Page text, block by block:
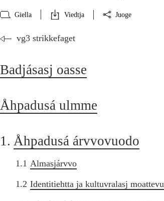
Giella Viedtja Juoge
vg3 strikkefaget
Badjásasj oasse
Åhpadusá ulmme
1. Åhpadusá árvvovuodo
1.1 Almasjárvvo
1.2 Identitiehtta ja kultuvralasj